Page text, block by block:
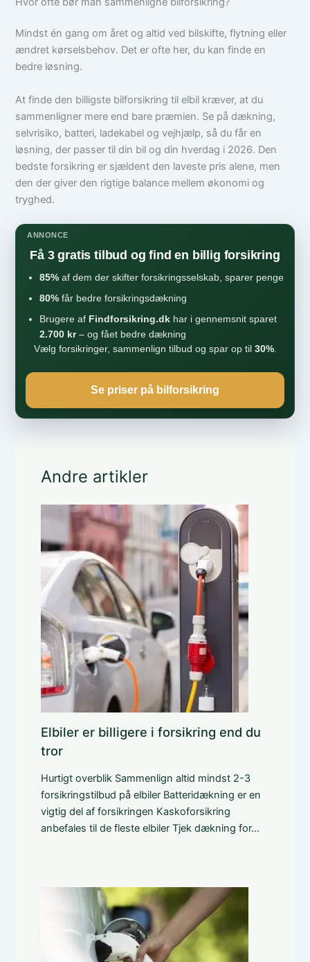
Mindst én gang om året og altid ved bilskifte, flytning eller
ændret kørselsbehov. Det er ofte her, du kan finde en
bedre løsning.
At finde den billigste bilforsikring til elbil kræver, at du
sammenligner mere end bare præmien. Se på dækning,
selvrisiko, batteri, ladekabel og vejhjælp, så du får en
løsning, der passer til din bil og din hverdag i 2026. Den
bedste forsikring er sjældent den laveste pris alene, men
den der giver den rigtige balance mellem økonomi og
tryghed.
ANNONCE
Få 3 gratis tilbud og find en billig forsikring
85% af dem der skifter forsikringsselskab, sparer penge
80% får bedre forsikringsdækning
Brugere af Findforsikring.dk har i gennemsnit sparet
2.700 kr– og fået bedre dækning
Vælg forsikringer, sammenlign tilbud og spar op til 30%.
Se priser på bilforsikring
Andre artikler
Elbiler er billigere i forsikring end du
tror
Hurtigt overblik Sammenlign altid mindst 2-3
forsikringstilbud på elbiler Batteridækning er en
vigtig del af forsikringen Kaskoforsikring
anbefales til de fleste elbiler Tjek dækning for…